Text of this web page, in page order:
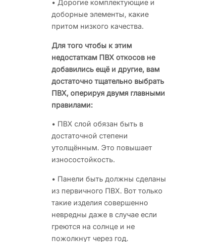
• Дорогие комплектующие и
доборные элементы, какие
притом низкого качества.
Для того чтобы к этим
недостаткам ПВХ откосов не
добавились ещё и другие, вам
достаточно тщательно выбрать
ПВХ, оперируя двумя главными
правилами:
• ПВХ слой обязан быть в
достаточной степени
утолщённым. Это повышает
износостойкость.
• Панели быть должны сделаны
из первичного ПВХ. Вот только
такие изделия совершенно
невредны даже в случае если
греются на солнце и не
пожолкнут через год.